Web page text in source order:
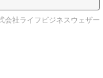
会社ライフビジネスウェザー